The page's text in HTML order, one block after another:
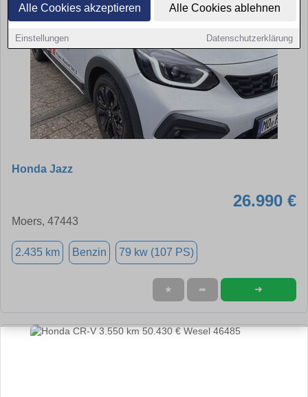
Alle Cookies akzeptieren Alle Cookies ablehnen
Einstellungen Datenschutzerklärung
Honda Jazz
26.990 €
Moers, 47443
2.435 km Benzin 79 kw (107 PS)
★ ➦ ➜